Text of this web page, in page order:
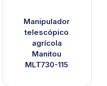
Manipulador
telescópico
agrícola
Manitou
MLT730-115